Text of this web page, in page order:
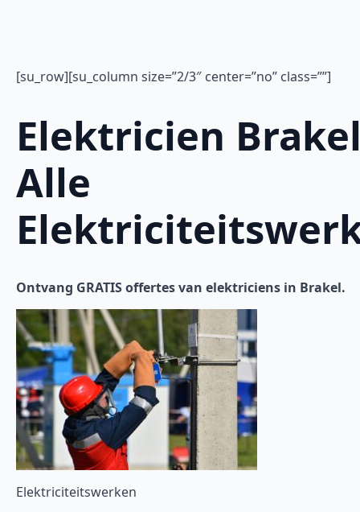
[su_row][su_column size=”2/3″ center=”no” class=””]
Elektricien
Alle
Ontvang GRATIS offertes van elektriciens in Brakel.
Elektriciteitswerken